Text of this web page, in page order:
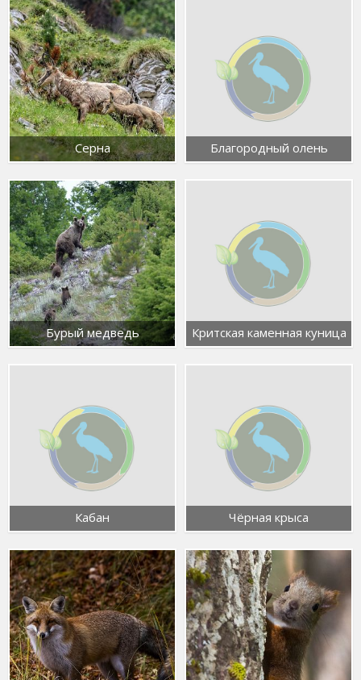
Серна Благородный олень
Бурый медведь Критская каменная куница
Кабан Чёрная крыса